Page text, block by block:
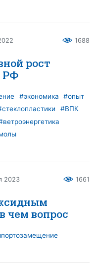
1688
рост
РФ
#экономика
#опыт
#ВПК
2023 1661
чем вопрос